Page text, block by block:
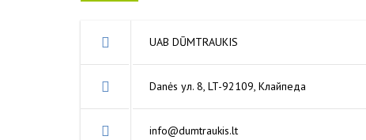
UAB DŪMTRAUKIS
Danės ул. 8, LT-92109, Клайпеда
info@dumtraukis.lt